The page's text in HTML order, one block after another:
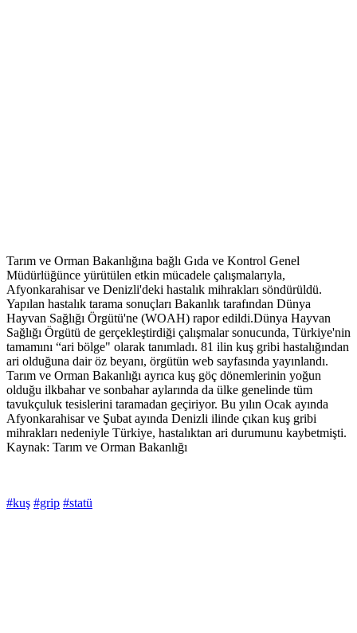
Tarım ve Orman Bakanlığına bağlı Gıda ve Kontrol Genel
Müdürlüğünce yürütülen etkin mücadele çalışmalarıyla,
Afyonkarahisar ve Denizli'deki hastalık mihrakları söndürüldü.
Yapılan hastalık tarama sonuçları Bakanlık tarafından Dünya
Hayvan Sağlığı Örgütü'ne (WOAH) rapor edildi.Dünya Hayvan
Sağlığı Örgütü de gerçekleştirdiği çalışmalar sonucunda, Türkiye'nin
tamamını “ari bölge" olarak tanımladı. 81 ilin kuş gribi hastalığından
ari olduğuna dair öz beyanı, örgütün web sayfasında yayınlandı.
Tarım ve Orman Bakanlığı ayrıca kuş göç dönemlerinin yoğun
olduğu ilkbahar ve sonbahar aylarında da ülke genelinde tüm
tavukçuluk tesislerini taramadan geçiriyor. Bu yılın Ocak ayında
Afyonkarahisar ve Şubat ayında Denizli ilinde çıkan kuş gribi
mihrakları nedeniyle Türkiye, hastalıktan ari durumunu kaybetmişti.
Kaynak: Tarım ve Orman Bakanlığı
#kuş #grip #statü